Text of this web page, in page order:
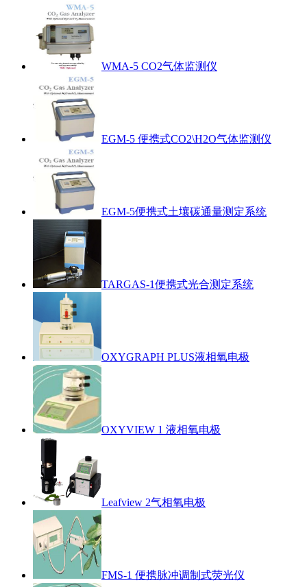
WMA-5 CO2气体监测仪
EGM-5 便携式CO2\H2O气体监测仪
EGM-5便携式土壤碳通量测定系统
TARGAS-1便携式光合测定系统
OXYGRAPH PLUS液相氧电极
OXYVIEW 1 液相氧电极
Leafview 2气相氧电极
FMS-1 便携脉冲调制式荧光仪